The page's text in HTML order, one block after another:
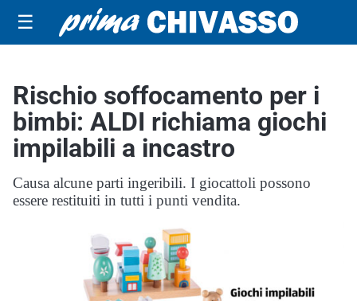
☰
Rischio soffocamento per i
bimbi: ALDI richiama giochi
impilabili a incastro
Causa alcune parti ingeribili. I giocattoli possono
essere restituiti in tutti i punti vendita.